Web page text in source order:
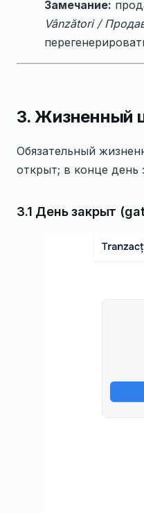
Замечание:
Vânzători /
3. Жизненный
Обязательный
открыт; в конце день
3.1 День закрыт